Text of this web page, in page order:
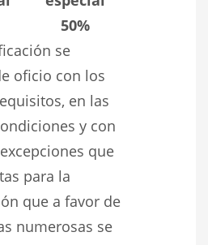
50%
se
oficio con los
en las
y con
que
para la
que a favor de
numerosas se